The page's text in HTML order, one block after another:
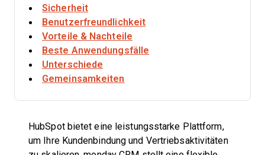
Sicherheit
Benutzerfreundlichkeit
Vorteile & Nachteile
Beste Anwendungsfälle
Unterschiede
Gemeinsamkeiten
HubSpot bietet eine leistungsstarke Plattform,
um Ihre Kundenbindung und Vertriebsaktivitäten